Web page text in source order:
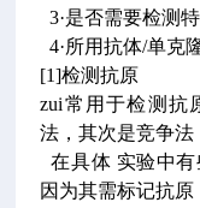
3·是否需要检测
4·所用抗体/单克
[1]检测抗原
zui常用于检测抗
法，其次是竞争法
在具体 实验中有
因为其需标记抗原